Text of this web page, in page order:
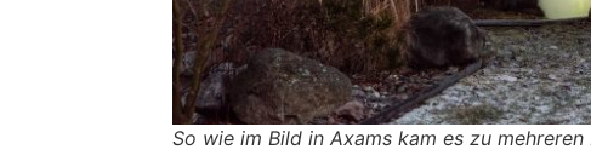
So wie im Bild in Axams kam es zu